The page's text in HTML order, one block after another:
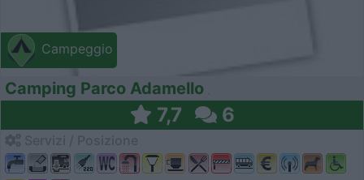
Campeggio
Camping Parco Adamello
7,7 6